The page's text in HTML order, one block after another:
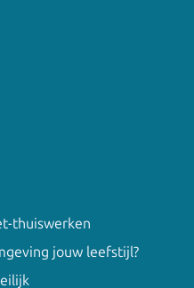
thuiswerken
jouw leefstijl?